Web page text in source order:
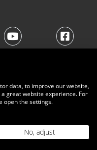
voorwaarden
data, to improve our website,
great website experience. For
open the settings.
No, adjust